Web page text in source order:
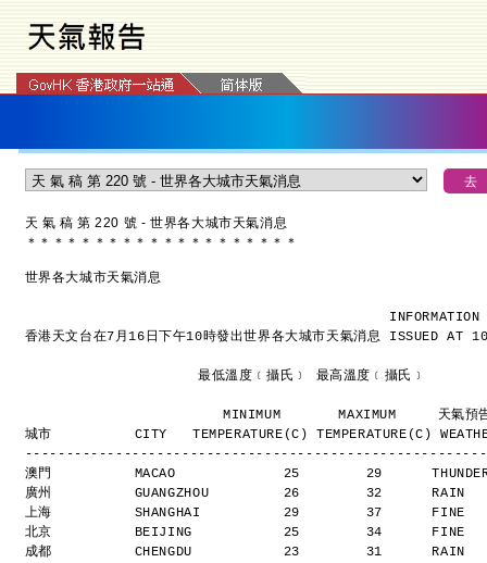
天 氣 稿 第 220 號 - 世界各大城市天氣消息
＊ ＊ ＊ ＊ ＊ ＊ ＊ ＊ ＊ ＊ ＊ ＊ ＊ ＊ ＊ ＊ ＊ ＊ ＊ ＊
世界各大城市天氣消息
香港天文台在7月16日下午10時發出世界各大城市天氣消息
ISSUED AT
                     最低溫度﹝攝氏﹞ 最高溫度﹝攝氏﹞
MINIMUM       MAXIMUM     天氣預
城市          CITY   TEMPERATURE(C) TEMPERATURE(C)
澳門          MACAO             25        29
廣州          GUANGZHOU         26        32      RAIN
上海          SHANGHAI          29        37      FINE
北京          BEIJING           25        34      FINE
成都          CHENGDU           23        31      RAIN